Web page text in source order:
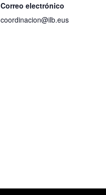
Correo electrónico
coordinacion@ilb.eus